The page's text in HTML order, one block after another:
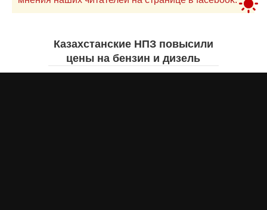
Казахстанские НПЗ повысили
цены на бензин и дизель